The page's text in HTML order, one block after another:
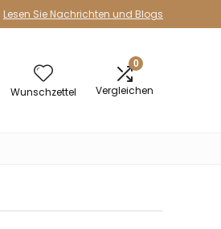
Lesen Sie Nachrichten und Blogs
Wunschzettel
0
Vergleichen